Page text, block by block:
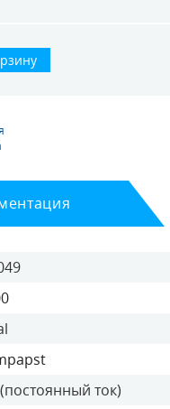
ток)